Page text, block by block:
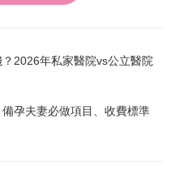
2026年私家醫院vs公立醫院
孕夫妻必做項目、收費標準